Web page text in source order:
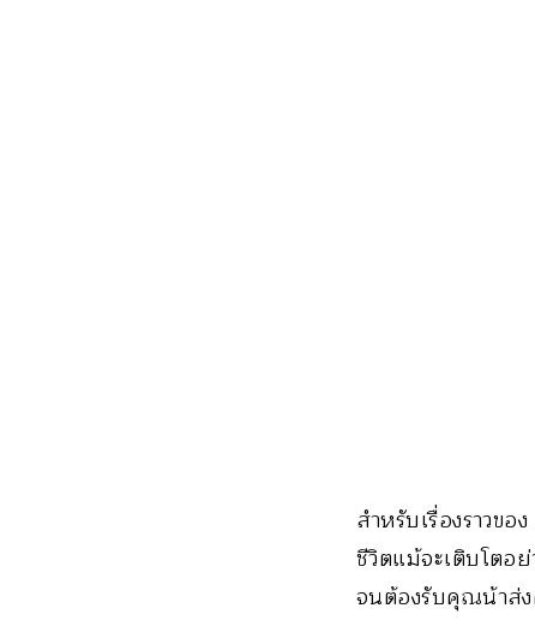
สำหรับเรื่องราวของ
ชีวิตแม้จะเติบโตอ
จนต้องรับคุณน้าส่ง